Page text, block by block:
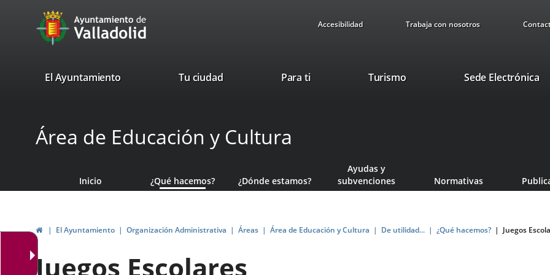
Portal
Web
Ayuntamiento
Valladolid
Accesibilidad Trabaja con nosotros
valladolid.es
El Ayuntamiento Tu ciudad Para ti TurismoEste
Sede Electrónica
Área de Educación y Cultura
Inicio ¿Qué hacemos? ¿Dónde estamos?
Ayudas y
subvenciones
Normativas
InicioEl Ayuntamiento Organización Administrativa Áreas Área de Educación y Cultura De utilidad... ¿Qué hacemos? Juegos
Juegos Escolares